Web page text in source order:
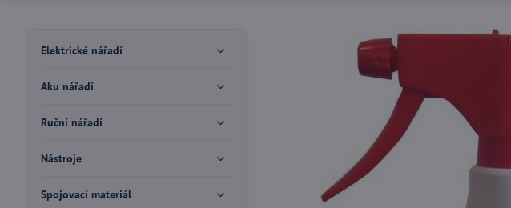
Elektrické nářadí
Aku nářadí
Ruční nářadí
Nástroje
Spojovací materiál